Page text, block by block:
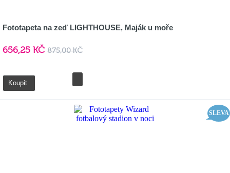
Fototapeta na zeď LIGHTHOUSE, Maják u moře
656,25 KČ 875,00 KČ
Koupit
SLEVA